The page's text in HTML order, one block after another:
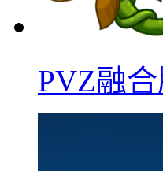
PVZ融